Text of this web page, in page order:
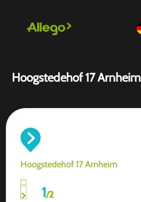
Hoogstedehof 17 Arnheim
Hoogstedehof 17 Arnheim
1/2